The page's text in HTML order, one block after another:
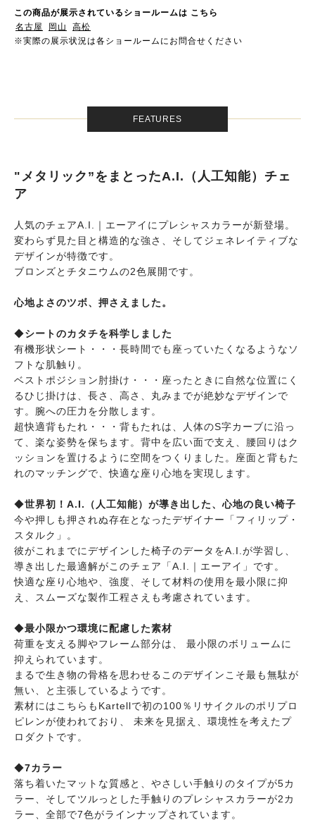
この商品が展示されているショールームは こちら
名古屋
岡山
高松
※実際の展示状況は各ショールームにお問合せください
FEATURES
"メタリック”をまとったA.I.（人工知能）チェ
ア
人気のチェアA.I.｜エーアイにプレシャスカラーが新登場。
変わらず見た目と構造的な強さ、そしてジェネレイティブな
デザインが特徴です。
ブロンズとチタニウムの2色展開です。
心地よさのツボ、押さえました。
◆シートのカタチを科学しました
有機形状シート・・・長時間でも座っていたくなるようなソ
フトな肌触り。
ベストポジション肘掛け・・・座ったときに自然な位置にく
るひじ掛けは、長さ、高さ、丸みまでが絶妙なデザインで
す。腕への圧力を分散します。
超快適背もたれ・・・背もたれは、人体のS字カーブに沿っ
て、楽な姿勢を保ちます。背中を広い面で支え、腰回りはク
ッションを置けるように空間をつくりました。座面と背もた
れのマッチングで、快適な座り心地を実現します。
◆世界初！A.I.（人工知能）が導き出した、心地の良い椅子
今や押しも押されぬ存在となったデザイナー「フィリップ・
スタルク」。
彼がこれまでにデザインした椅子のデータをA.I.が学習し、
導き出した最適解がこのチェア「A.I.｜エーアイ」です。
快適な座り心地や、強度、そして材料の使用を最小限に抑
え、スムーズな製作工程さえも考慮されています。
◆最小限かつ環境に配慮した素材
荷重を支える脚やフレーム部分は、 最小限のボリュームに
抑えられています。
まるで生き物の骨格を思わせるこのデザインこそ最も無駄が
無い、と主張しているようです。
素材にはこちらもKartellで初の100％リサイクルのポリプロ
ピレンが使われており、 未来を見据え、環境性を考えたプ
ロダクトです。
◆7カラー
落ち着いたマットな質感と、やさしい手触りのタイプが5カ
ラー、そしてツルっとした手触りのプレシャスカラーが2カ
ラー、全部で7色がラインナップされています。